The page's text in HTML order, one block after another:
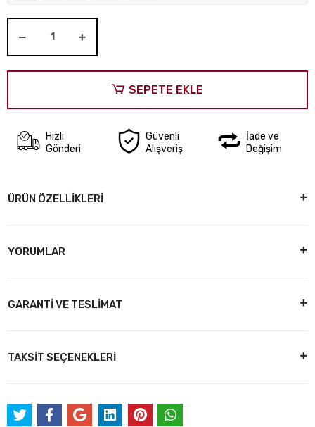
SEPETE EKLE
Hızlı
Gönderi
Güvenli
Alışveriş
İade ve
Değişim
ÜRÜN ÖZELLİKLERİ
YORUMLAR
GARANTİ VE TESLİMAT
TAKSİT SEÇENEKLERİ